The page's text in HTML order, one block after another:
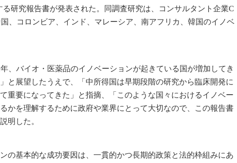
る研究報告書が発表された。同調査研究は、コンサルタント企業C
国、コロンビア、インド、マレーシア、南アフリカ、韓国のイノベ
、バイオ・医薬品のイノベーションが起きている国が増加してき
と展望したうえで、「中所得国は早期段階の研究から臨床開発に
重要になってきた」と指摘、「このような国々におけるイノベー
かを理解するために政府や業界にとって大切なので、この報告書
明した。
の基本的な成功要因は、一貫的かつ長期的政策と法的枠組みにあ